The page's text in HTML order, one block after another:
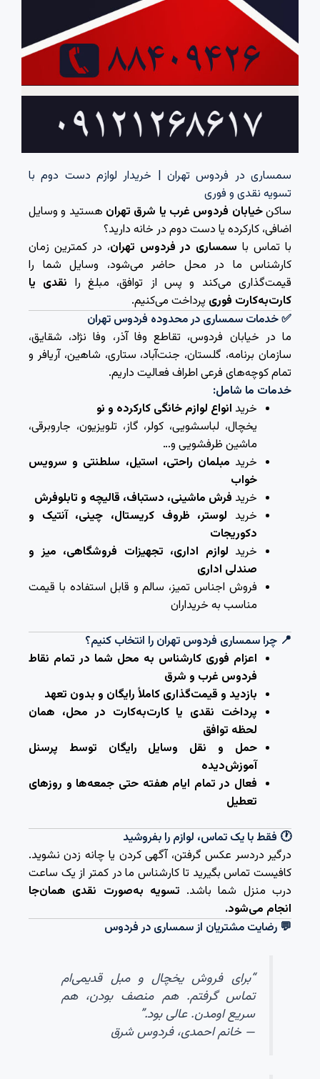
سمساری در فردوس تهران | خریدار لوازم دست دوم با
تسویه نقدی و فوری
ساکنخیابان فردوس غرب یا شرق تهران هستید و وسایل
اضافی، کارکرده یا دست دوم در خانه دارید؟
با تماس با سمساری در فردوس تهران، در کمترین زمان
کارشناس ما در محل حاضر می‌شود، وسایل شما را
قیمت‌گذاری می‌کند و پس از توافق، مبلغ را نقدی یا
کارت‌به‌کارت فوری پرداخت می‌کنیم.
✅ خدمات سمساری در محدوده فردوس تهران
ما در خیابان فردوس، تقاطع وفا آذر، وفا نژاد، شقایق،
سازمان برنامه، گلستان، جنت‌آباد، ستاری، شاهین، آریافر و
تمام کوچه‌های فرعی اطراف فعالیت داریم.
خدمات ما شامل:
خرید انواع لوازم خانگی کارکرده و نو
یخچال، لباسشویی، کولر، گاز، تلویزیون، جاروبرقی،
ماشین ظرفشویی و…
خرید مبلمان راحتی، استیل، سلطنتی و سرویس
خواب
خرید فرش ماشینی، دستباف، قالیچه و تابلوفرش
خرید لوستر، ظروف کریستال، چینی، آنتیک و
دکوریجات
خرید لوازم اداری، تجهیزات فروشگاهی، میز و
صندلی اداری
فروش اجناس تمیز، سالم و قابل استفاده با قیمت
مناسب به خریداران
📍 چرا سمساری فردوس تهران را انتخاب کنیم؟
اعزام فوری کارشناس به محل شما در تمام نقاط
فردوس غرب و شرق
بازدید و قیمت‌گذاری کاملاً رایگان و بدون تعهد
پرداخت نقدی یا کارت‌به‌کارت در محل، همان
لحظه توافق
حمل و نقل وسایل رایگان توسط پرسنل
آموزش‌دیده
فعال در تمام ایام هفته حتی جمعه‌ها و روزهای
تعطیل
🕐 فقط با یک تماس، لوازم را بفروشید
درگیر دردسر عکس گرفتن، آگهی کردن یا چانه زدن نشوید.
کافیست تماس بگیرید تا کارشناس ما در کمتر از یک ساعت
درب منزل شما باشد. تسویه به‌صورت نقدی همان‌جا
انجام می‌شود.
💬 رضایت مشتریان از سمساری در فردوس
“برای فروش یخچال و مبل قدیمی‌ام
تماس گرفتم. هم منصف بودن، هم
سریع اومدن. عالی بود.”
— خانم احمدی، فردوس شرق